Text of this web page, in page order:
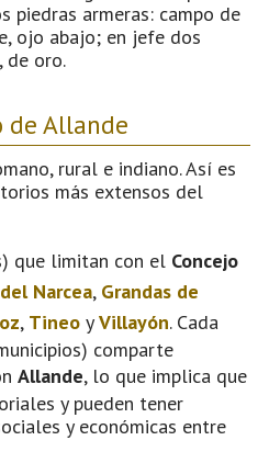
piedras armeras: campo de
ojo abajo; en jefe dos
de oro.
de Allande
rural e indiano. Así es
más extensos del
que limitan con el Concejo
Narcea, Grandas de
, Tineo yVillayón. Cada
comparte
Allande, lo que implica que
y pueden tener
y económicas entre